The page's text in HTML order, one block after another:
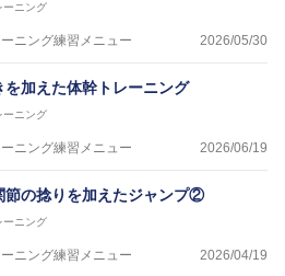
ーニング
ーニング練習メニュー 2026/05/30
を加えた体幹トレーニング
ーニング
ーニング練習メニュー 2026/06/19
節の捻りを加えたジャンプ②
ーニング
ーニング練習メニュー 2026/04/19